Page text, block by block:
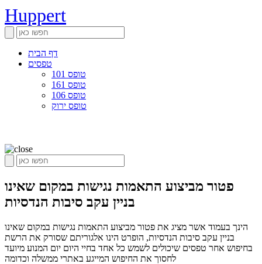
Huppert
דף הבית
טפסים
טופס 101
טופס 161
טופס 106
טופס ירוק
פטור מביצוע התאמות נגישות במקום שאינו
בניין עקב סיבות הנדסיות
הינך בעמוד אשר מציג את פטור מביצוע התאמות נגישות במקום שאינו
בניין עקב סיבות הנדסיות, הופרט הינו אלגוריתם שסורק את הרשת
בחיפוש אחר טפסים שיכולים לשמש כל אחד בחיי היום יום המנוע מיועד
לחסוך את החיפוש המייגע באתרי ממשלה וכדומה